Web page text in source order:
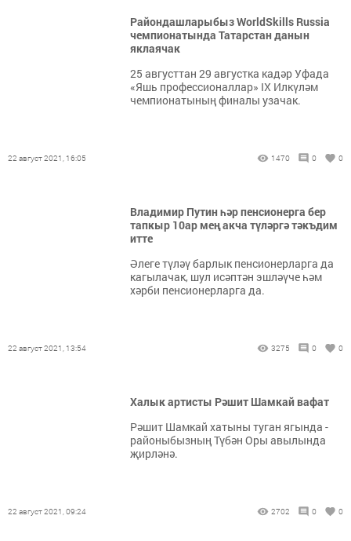
Райондашларыбыз WorldSkills Russia
чемпионатында Татарстан данын
яклаячак
25 августтан 29 августка кадәр Уфада
«Яшь профессионаллар» IX Илкүләм
чемпионатының финалы узачак.
22 август 2021, 16:05 1470 0 0
Владимир Путин һәр пенсионерга бер
тапкыр 10ар мең акча түләргә тәкъдим
итте
Әлеге түләү барлык пенсионерларга да
кагылачак, шул исәптән эшләүче һәм
хәрби пенсионерларга да.
22 август 2021, 13:54 3275 0 0
Халык артисты Рәшит Шамкай вафат
Рәшит Шамкай хатыны туган ягында -
районыбызның Түбән Оры авылында
җирләнә.
22 август 2021, 09:24 2702 0 0